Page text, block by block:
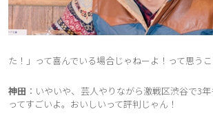
た！」って喜んでいる場合じゃねーよ！って思うこ
神田 ：いやいや、芸人やりながら激戦区渋谷で3
ってすごいよ。おいしいって評判じゃん！